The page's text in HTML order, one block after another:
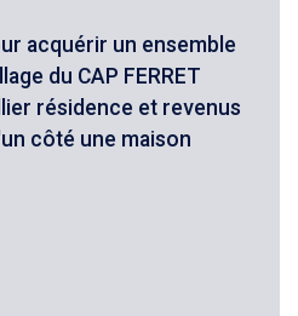
acquérir un ensemble
du CAP FERRET
résidence et revenus
côté une maison